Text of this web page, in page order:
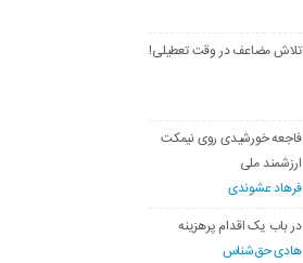
تلاش مضاعف در وقت تعطیلی!
فاجعه خورشیدی روی نیمکت
ارزشمند ملی
فرهاد عشوندی
در باب یک اقدام پرهزینه
هادی حق‌شناس